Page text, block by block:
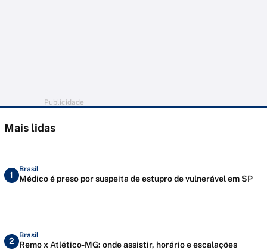
Publicidade
Mais lidas
1
Brasil
Médico é preso por suspeita de estupro de vulnerável em SP
2
Brasil
Remo x Atlético-MG: onde assistir, horário e escalações